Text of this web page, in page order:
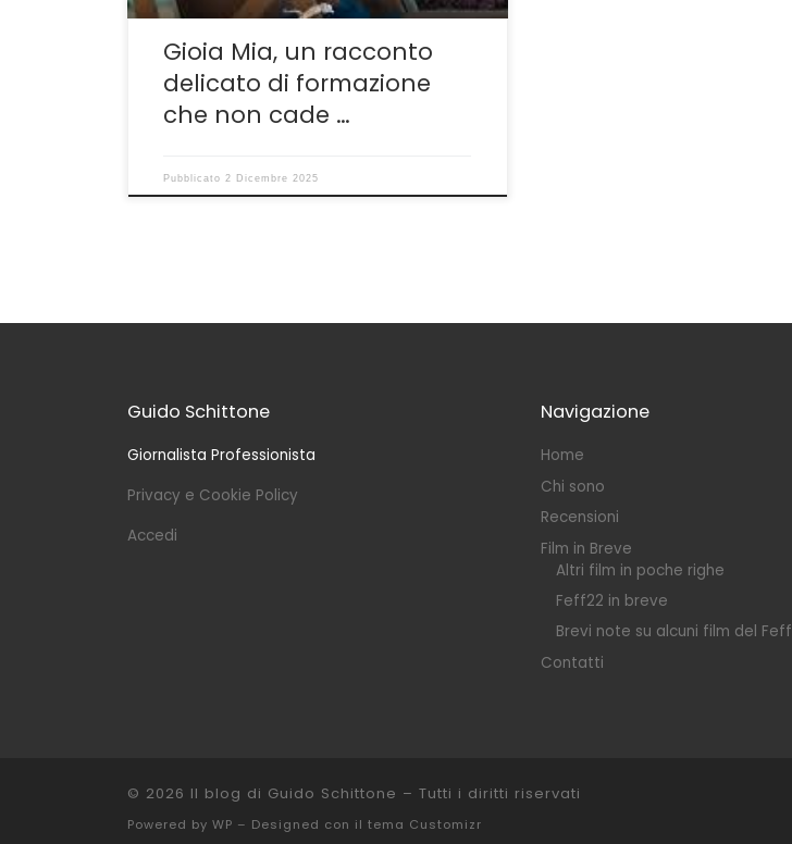
Gioia Mia, un racconto
delicato di formazione
che non cade …
Pubblicato 2 Dicembre 2025
Guido Schittone
Giornalista Professionista
Privacy e Cookie Policy
Accedi
Navigazione
Home
Chi sono
Recensioni
Film in Breve
Altri film in poche righe
Feff22 in breve
Brevi note su alcuni film del
Contatti
© 2026 Il blog di Guido Schittone – Tutti i diritti riservati
Powered by WP – Designed con il tema Customizr